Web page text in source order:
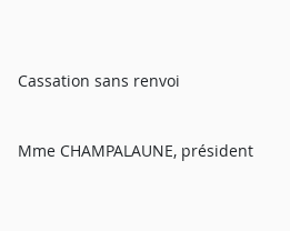
Cassation sans renvoi
Mme CHAMPALAUNE, président